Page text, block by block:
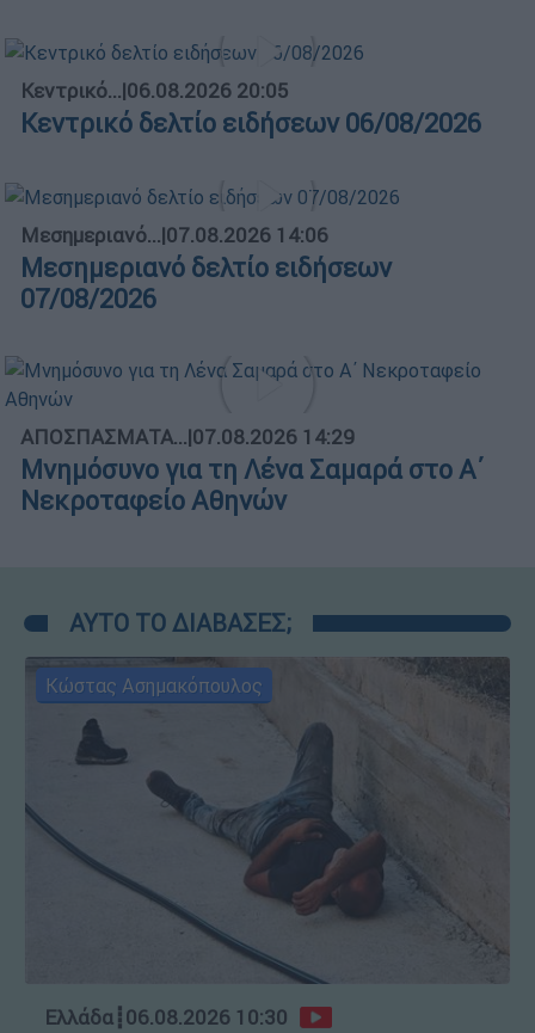
Κεντρικό...|06.08.2026 20:05
Κεντρικό δελτίο ειδήσεων 06/08/2026
Μεσημεριανό...|07.08.2026 14:06
Μεσημεριανό δελτίο ειδήσεων
07/08/2026
ΑΠΟΣΠΑΣΜΑΤΑ...|07.08.2026 14:29
Μνημόσυνο για τη Λένα Σαμαρά στο Α΄
Νεκροταφείο Αθηνών
ΑΥΤΟ ΤΟ ΔΙΑΒΑΣΕΣ;
Κώστας Ασημακόπουλος
Ελλάδα┋06.08.2026 10:30